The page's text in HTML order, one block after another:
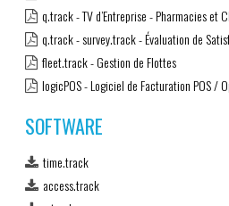
q.track - TV d’Entreprise - Pharmacies et
q.track - survey.track - Évaluation de
fleet.track - Gestion de Flottes
logicPOS - Logiciel de Facturation POS /
SOFTWARE
time.track
access.track